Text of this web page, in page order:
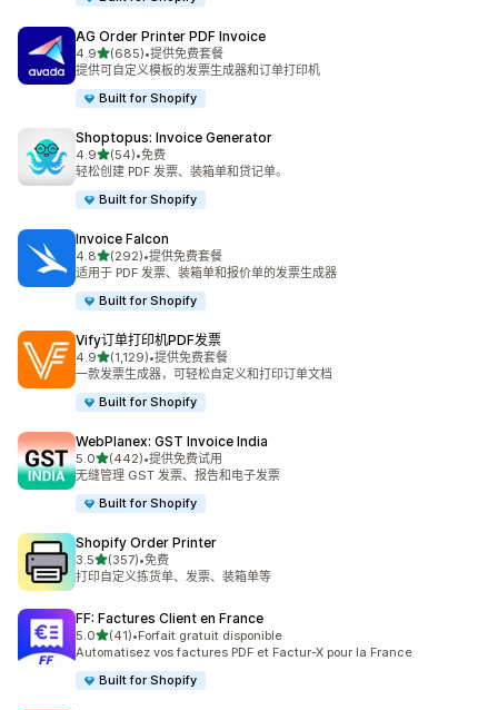
AG Order Printer PDF Invoice
4.9星（满分 5 星）
(685)
总共 685 条评论
•提供免费套餐
提供可自定义模板的发票生成器和订单打印机
Built for Shopify
Shoptopus: Invoice Generator
4.9星（满分 5 星）
(54)
总共 54 条评论
•免费
轻松创建 PDF 发票、装箱单和贷记单。
Built for Shopify
Invoice Falcon
4.8星（满分 5 星）
(292)
总共 292 条评论
•提供免费套餐
适用于 PDF 发票、装箱单和报价单的发票生成器
Built for Shopify
Vify订单打印机PDF发票
4.9星（满分 5 星）
(1,129)
总共 1129 条评论
•提供免费套餐
一款发票生成器，可轻松自定义和打印订单文档
Built for Shopify
WebPlanex: GST Invoice India
5.0星（满分 5 星）
(442)
总共 442 条评论
•提供免费试用
无缝管理 GST 发票、报告和电子发票
Built for Shopify
Shopify Order Printer
3.5星（满分 5 星）
(357)
总共 357 条评论
•免费
打印自定义拣货单、发票、装箱单等
FF: Factures Client en France
5.0星（满分 5 星）
(41)
总共 41 条评论
•Forfait gratuit disponible
Automatisez vos factures PDF et Factur-X pour la France
Built for Shopify